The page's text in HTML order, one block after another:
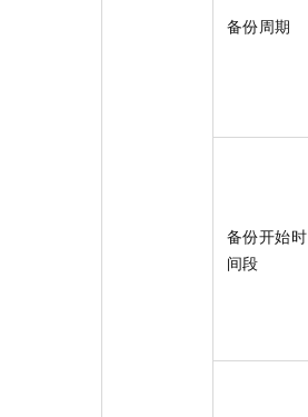
备份周期
备份开始时
间段